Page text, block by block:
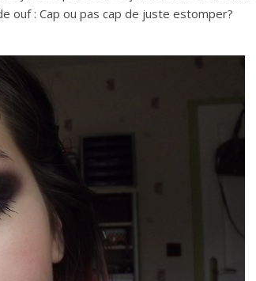
ouf : Cap ou pas cap de juste estomper?